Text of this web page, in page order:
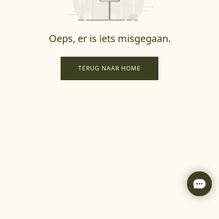
Oeps, er is iets misgegaan.
TERUG NAAR HOME